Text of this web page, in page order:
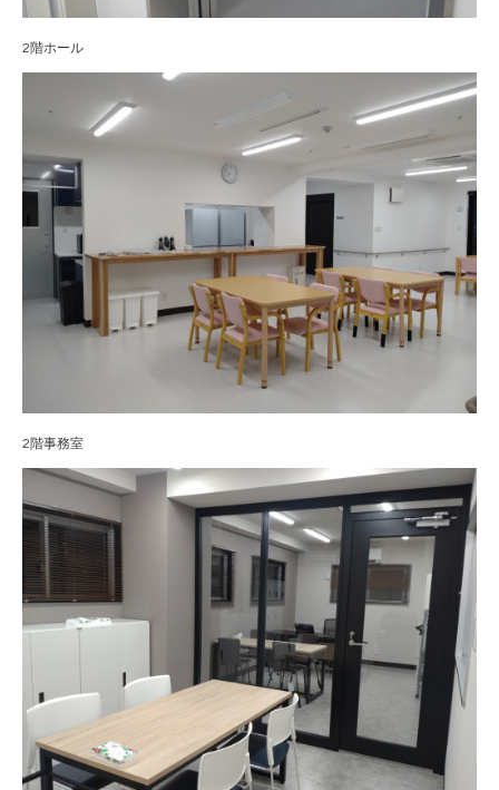
2階ホール
2階事務室